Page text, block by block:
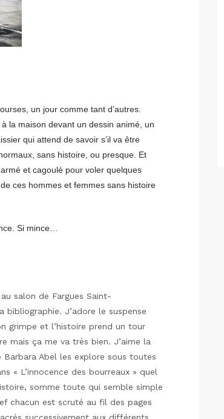
un jour comme tant d’autres.
la maison devant un dessin animé, un
qui attend de savoir s’il va être
sans histoire, ou presque. Et
et cagoulé pour voler quelques
ces hommes et femmes sans histoire
Si mince…
salon de Fargues Saint-
J’adore le suspense
grimpe et l’histoire prend un tour
mais ça me va très bien. J’aime la
Abel les explore sous toutes
« L’innocence des bourreaux » quel
somme toute qui semble simple
chacun est scruté au fil des pages